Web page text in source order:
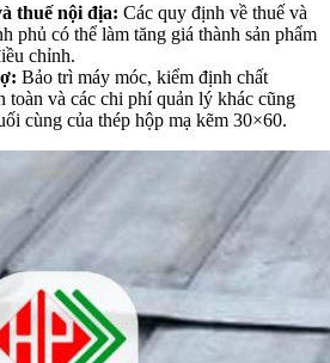
thuế nội địa: Các quy định về thuế và
phủ có thể làm tăng giá thành sản phẩm
chỉnh.
Bảo trì máy móc, kiểm định chất
toàn và các chi phí quản lý khác cũng
cùng của thép hộp mạ kẽm 30×60.